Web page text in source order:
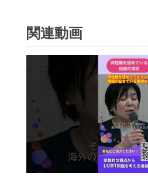
関連動画